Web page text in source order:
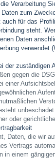
Verarbeitung
zum
auch für das
steht.
Daten
verwendet
der zuständigen
gegen die
einer
oder
Daten, die wir
Vertrags
in einem